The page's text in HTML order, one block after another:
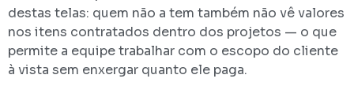
destas telas: quem não a tem também não vê valores
nos itens contratados dentro dos projetos — o que
permite a equipe trabalhar com o escopo do cliente
à vista sem enxergar quanto ele paga.